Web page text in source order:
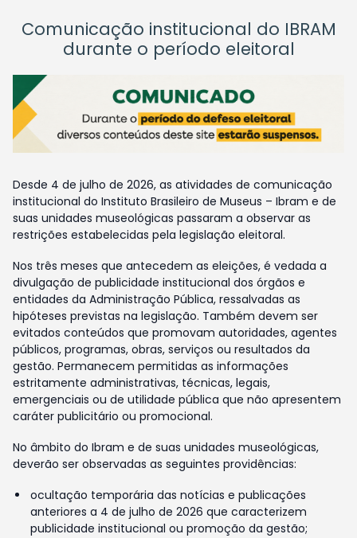
Comunicação institucional do IBRAM
durante o período eleitoral
Desde 4 de julho de 2026, as atividades de comunicação
institucional do Instituto Brasileiro de Museus – Ibram e de
suas unidades museológicas passaram a observar as
restrições estabelecidas pela legislação eleitoral.
Nos três meses que antecedem as eleições, é vedada a
divulgação de publicidade institucional dos órgãos e
entidades da Administração Pública, ressalvadas as
hipóteses previstas na legislação. Também devem ser
evitados conteúdos que promovam autoridades, agentes
públicos, programas, obras, serviços ou resultados da
gestão. Permanecem permitidas as informações
estritamente administrativas, técnicas, legais,
emergenciais ou de utilidade pública que não apresentem
caráter publicitário ou promocional.
No âmbito do Ibram e de suas unidades museológicas,
deverão ser observadas as seguintes providências:
ocultação temporária das notícias e publicações
anteriores a 4 de julho de 2026 que caracterizem
publicidade institucional ou promoção da gestão;